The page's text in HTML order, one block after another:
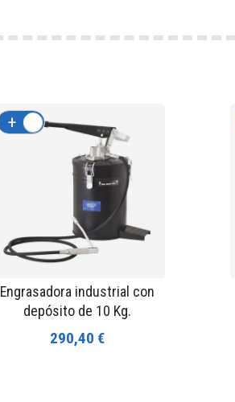
Engrasadora industrial con
depósito de 10 Kg.
290,40 €
+ -